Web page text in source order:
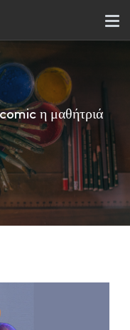
η μαθήτριά